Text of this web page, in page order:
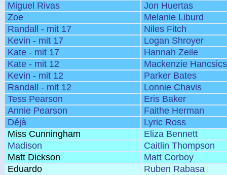
Miguel Rivas
Jon Huertas
Zoe
Melanie Liburd
Randall - mit 17
Niles Fitch
Kevin - mit 17
Logan Shroyer
Kate - mit 17
Hannah Zeile
Kate - mit 12
Mackenzie
Kevin - mit 12
Parker Bates
Randall - mit 12
Lonnie Chavis
Tess Pearson
Eris Baker
Annie Pearson
Faithe Herman
Déjà
Lyric Ross
Miss Cunningham
Eliza Bennett
Madison
Caitlin Thompson
Matt Dickson
Matt Corboy
Eduardo
Ruben Rabasa